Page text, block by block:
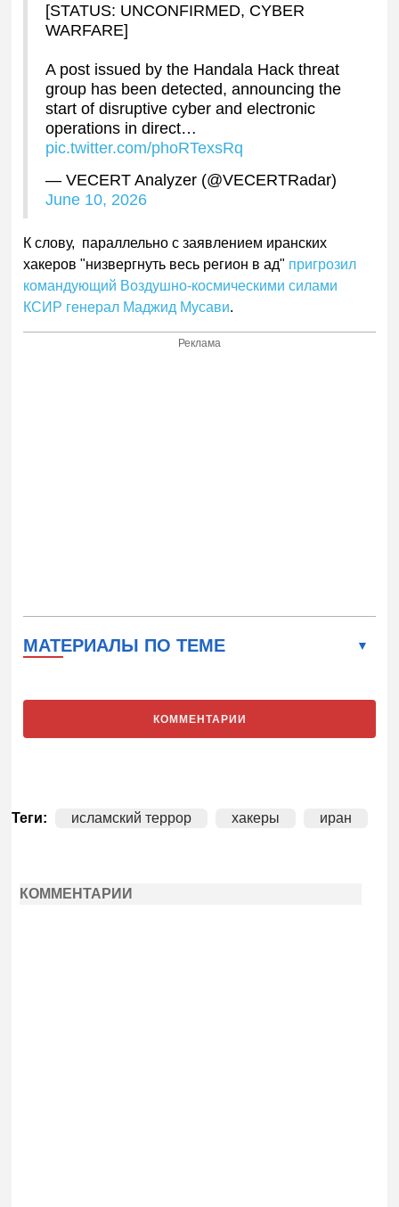
[STATUS: UNCONFIRMED, CYBER
WARFARE]
A post issued by the Handala Hack threat
group has been detected, announcing the
start of disruptive cyber and electronic
operations in direct…
pic.twitter.com/phoRTexsRq
— VECERT Analyzer (@VECERTRadar)
June 10, 2026
К слову, параллельно с заявлением иранских
хакеров "низвергнуть весь регион в ад" пригрозил
командующий Воздушно-космическими силами
КСИР генерал Маджид Мусави.
Реклама
МАТЕРИАЛЫ ПО ТЕМЕ
КОММЕНТАРИИ
Теги: исламский террор хакеры иран
КОММЕНТАРИИ